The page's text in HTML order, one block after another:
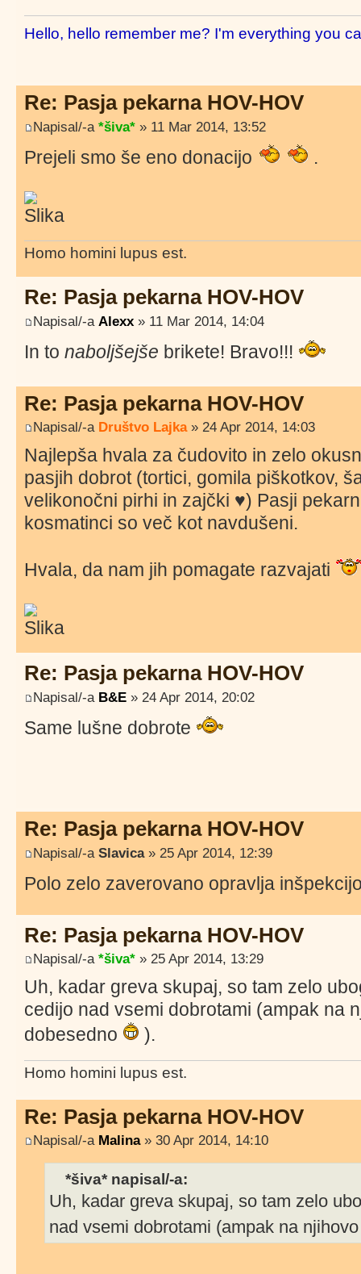
Hello, hello remember me? I'm everything you
Re: Pasja pekarna HOV-HOV
Napisal/-a *šiva* » 11 Mar 2014, 13:52
Prejeli smo še eno donacijo .
Homo homini lupus est.
Re: Pasja pekarna HOV-HOV
Napisal/-a Alexx » 11 Mar 2014, 14:04
In to naboljšejše brikete! Bravo!!!
Re: Pasja pekarna HOV-HOV
Napisal/-a Društvo Lajka» 24 Apr 2014, 14:03
Najlepša hvala za čudovito in zelo
pasjih dobrot (tortici, gomila piškotkov,
velikonočni pirhi in zajčki ♥) Pasji
kosmatinci so več kot navdušeni.
Hvala, da nam jih pomagate razvajati
Re: Pasja pekarna HOV-HOV
Napisal/-a B&E » 24 Apr 2014, 20:02
Same lušne dobrote
Re: Pasja pekarna HOV-HOV
Napisal/-a Slavica» 25 Apr 2014, 12:39
Polo zelo zaverovano opravlja
Re: Pasja pekarna HOV-HOV
Napisal/-a *šiva* » 25 Apr 2014, 13:29
Uh, kadar greva skupaj, so tam zelo
cedijo nad vsemi dobrotami (ampak na
dobesedno
).
Homo homini lupus est.
Re: Pasja pekarna HOV-HOV
Napisal/-a Malina» 30 Apr 2014, 14:10
*šiva* napisal/-a:
Uh, kadar greva skupaj, so tam zelo
nad vsemi dobrotami (ampak na